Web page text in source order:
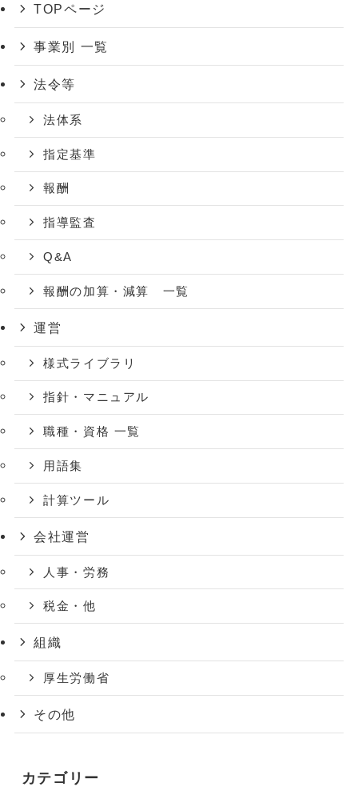
TOPページ
事業別 一覧
法令等
法体系
指定基準
報酬
指導監査
Q&A
報酬の加算・減算 一覧
運営
様式ライブラリ
指針・マニュアル
職種・資格 一覧
用語集
計算ツール
会社運営
人事・労務
税金・他
組織
厚生労働省
その他
カテゴリー